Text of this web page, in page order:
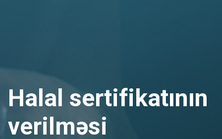
Halal sertifikatının
verilməsi